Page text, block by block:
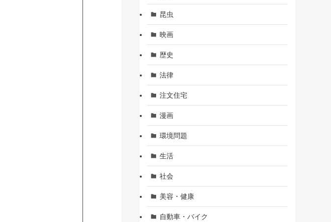
昆虫
映画
歴史
法律
注文住宅
漫画
環境問題
生活
社会
美容・健康
自動車・バイク